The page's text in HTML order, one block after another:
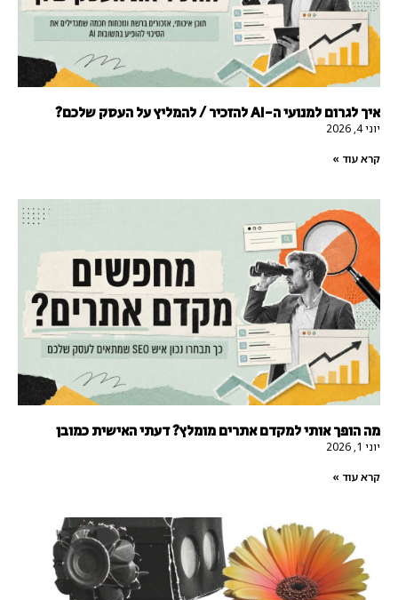
איך לגרום למנועי ה-AI להזכיר / להמליץ על העסק שלכם?
יוני 4, 2026
קרא עוד »
מה הופך אותי למקדם אתרים מומלץ? דעתי האישית כמובן
יוני 1, 2026
קרא עוד »